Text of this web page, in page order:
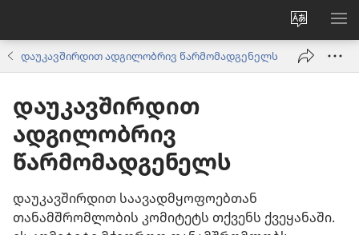
ენის
შეცვლა
დაუკავშირდით ადგილობრივ წარმომადგენელს
დაუკავშირდით
ადგილობრივ
წარმომადგენელს
დაუკავშირდით საავადმყოფოებთან
თანამშრომლობის კომიტეტს თქვენს ქვეყანაში.